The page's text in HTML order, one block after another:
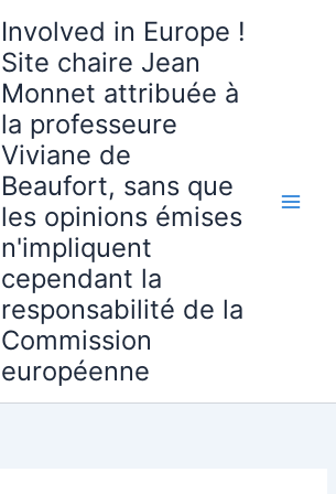
Involved in Europe !
Site chaire Jean
Monnet attribuée à
la professeure
Viviane de
Beaufort, sans que
les opinions émises
n'impliquent
cependant la
responsabilité de la
Commission
européenne